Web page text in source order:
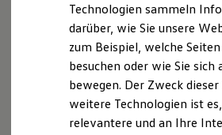
Nachhaltigkeit
Technologie
Kosten und Kauf
Verbrauchskosten
Kaufoptionen
E-Auto-Förderung
Software und Konnektivität
Die ID. Software 6
ID. Software Versionen
Technologien sammeln
darüber, wie Sie unsere
zum Beispiel, welche
besuchen oder wie Sie sich
bewegen. Der Zweck dieser
weitere Technologien ist
relevantere und an Ihre